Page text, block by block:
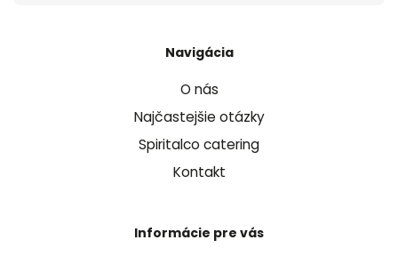
Navigácia
O nás
Najčastejšie otázky
Spiritalco catering
Kontakt
Informácie pre vás